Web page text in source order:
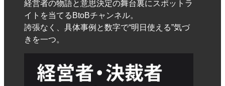
経営者の物語と意思決定の舞台裏にスポットラ
イトを当てるBtoBチャンネル。
誇張なく、具体事例と数字で“明日使える”気づ
きを一つ。